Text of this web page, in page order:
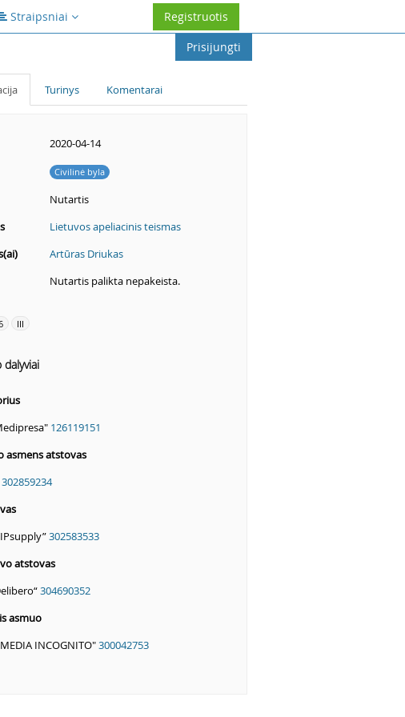
Straipsniai
Registruotis
Prisijungti
Turinys Komentarai
2020-04-14
Civilinė byla
Nutartis
Lietuvos apeliacinis teismas
Artūras Driukas
Nutartis palikta nepakeista.
III
dalyviai
126119151
asmens atstovas
302859234
302583533
atstovas
304690352
asmuo
INCOGNITO"300042753